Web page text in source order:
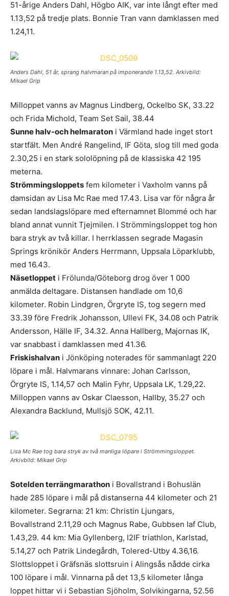
51-årige Anders Dahl, Högbo AIK, var inte långt efter med
1.13,52 på tredje plats. Bonnie Tran vann damklassen med
1.24,11.
Anders Dahl, 51 år, sprang halvmaran på imponerande 1.13,52. Arkivbild:
Mikael Grip
Milloppet vanns av Magnus Lindberg, Ockelbo SK, 33.22
och Frida Michold, Team Set Sail, 38.44
Sunne halv-och helmaraton i Värmland hade inget stort
startfält. Men André Rangelind, IF Göta, slog till med goda
2.30,25 i en stark sololöpning på de klassiska 42 195
meterna.
Strömmingsloppets fem kilometer i Vaxholm vanns på
damsidan av Lisa Mc Rae med 17.43. Lisa var för några år
sedan landslagslöpare med efternamnet Blommé och har
bland annat vunnit Tjejmilen. I Strömmingsloppet tog hon
bara stryk av två killar. I herrklassen segrade Magasin
Springs krönikör Anders Herrmann, Uppsala Löparklubb,
med 16.43.
Näsetloppet i Frölunda/Göteborg drog över 1 000
anmälda deltagare. Distansen handlade om 10,6
kilometer. Robin Lindgren, Örgryte IS, tog segern med
33.39 före Fredrik Johansson, Ullevi FK, 34.08 och Patrik
Andersson, Hälle IF, 34.32. Anna Hallberg, Majornas IK,
var snabbast i damklassen med 41.36.
Friskishalvan i Jönköping noterades för sammanlagt 220
löpare i mål. Halvmarans vinnare: Johan Carlsson,
Örgryte IS, 1.14,57 och Malin Fyhr, Uppsala LK, 1.29,22.
Milloppen vanns av Oskar Claesson, Hallby, 35.27 och
Alexandra Backlund, Mullsjö SOK, 42.11.
Lisa Mc Rae tog bara stryk av två manliga löpare i Strömmingsloppet.
Arkivbild: Mikael Grip
Sotelden terrängmarathon i Bovallstrand i Bohuslän
hade 285 löpare i mål på distanserna 44 kilometer och 21
kilometer. Segrarna: 21 km: Christin Ljungars,
Bovallstrand 2.11,29 och Magnus Rabe, Gubbsen Iaf Club,
1.43,29. 44 km: Mia Gyllenberg, I2IF triathlon, Karlstad,
5.14,27 och Patrik Lindegårdh, Tolered-Utby 4.36,16.
Slottsloppet i Gräfsnäs slottsruin i Alingsås nådde cirka
100 löpare i mål. Vinnarna på det 13,5 kilometer långa
loppet hittar vi i Sebastian Sjöholm, Solvikingarna, 52.56